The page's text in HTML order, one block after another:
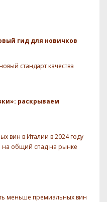
гид для новичков
стандарт качества
раскрываем
вин в Италии в 2024 году
на общий спад на рынке
меньше премиальных вин